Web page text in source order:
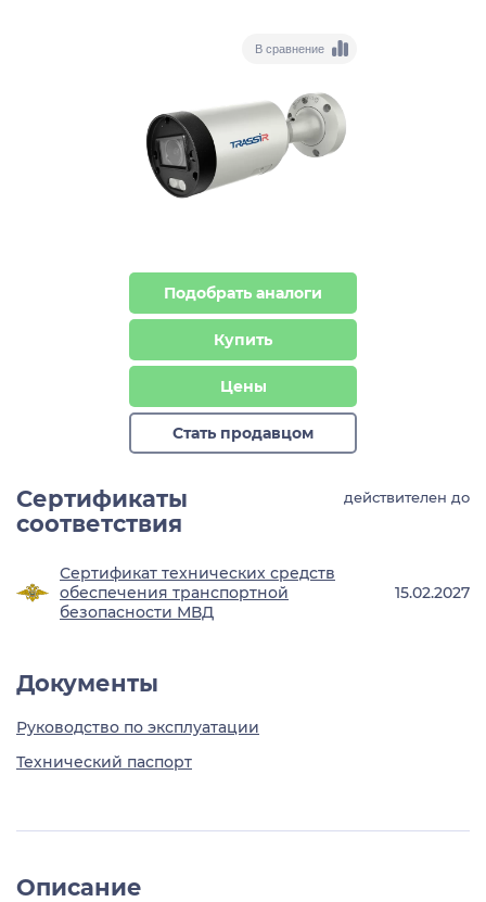
В сравнение
Подобрать аналоги
Купить
Цены
Стать продавцом
Сертификаты
соответствия
действителен до
Сертификат технических средств
обеспечения транспортной
безопасности МВД
15.02.2027
Документы
Руководство по эксплуатации
Технический паспорт
Описание